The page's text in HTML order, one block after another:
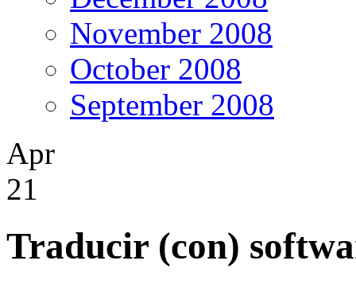
November 2008
October 2008
September 2008
Apr
21
Traducir (con)